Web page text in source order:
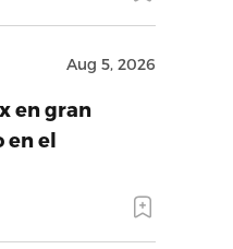
Aug 5, 2026
en gran
en el